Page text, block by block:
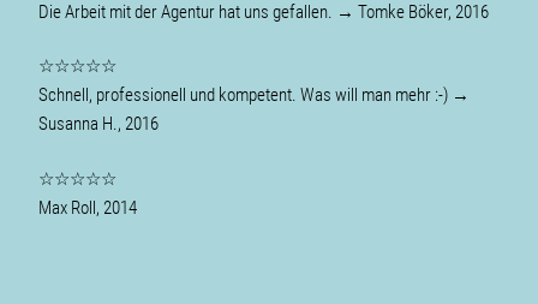
Die Arbeit mit der Agentur hat uns gefallen. → Tomke Böker, 2016
☆☆☆☆☆
Schnell, professionell und kompetent. Was will man mehr :-) →
Susanna H., 2016
☆☆☆☆☆
Max Roll, 2014